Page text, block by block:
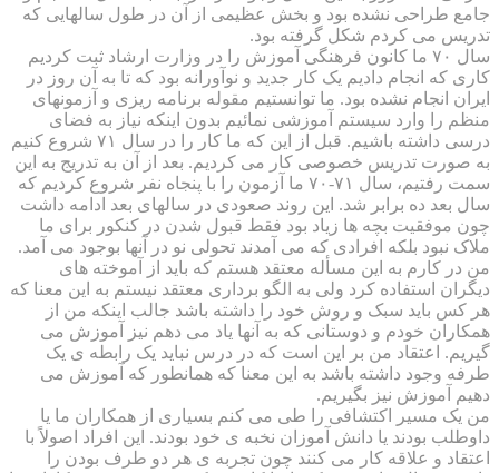
جامع طراحی نشده بود و بخش عظیمی از آن در طول سالهایی که
تدریس می کردم شکل گرفته بود.
سال ۷۰ ما کانون فرهنگی آموزش را در وزارت ارشاد ثبت کردیم
کاری که انجام دادیم یک کار جدید و نوآورانه بود که تا به آن روز در
ایران انجام نشده بود. ما توانستیم مقوله برنامه ریزی و آزمونهای
منظم را وارد سیستم آموزشی نمائیم بدون اینکه نیاز به فضای
درسی داشته باشیم. قبل از این که ما کار را در سال ۷۱ شروع کنیم
به صورت تدریس خصوصی کار می کردیم. بعد از آن به تدریج به این
سمت رفتیم، سال ۷۱-۷۰ ما آزمون را با پنجاه نفر شروع کردیم که
سال بعد ده برابر شد. این روند صعودی در سالهای بعد ادامه داشت
چون موفقیت بچه ها زیاد بود فقط قبول شدن در کنکور برای ما
ملاک نبود بلکه افرادی که می آمدند تحولی نو در آنها بوجود می آمد.
من در کارم به این مسأله معتقد هستم که باید از آموخته های
دیگران استفاده کرد ولی به الگو برداری معتقد نیستم به این معنا که
هر کس باید سبک و روش خود را داشته باشد جالب اینکه من از
همکاران خودم و دوستانی که به آنها یاد می دهم نیز آموزش می
گیریم. اعتقاد من بر این است که در درس نباید یک رابطه ی یک
طرفه وجود داشته باشد به این معنا که همانطور که آموزش می
دهیم آموزش نیز بگیریم.
من یک مسیر اکتشافی را طی می کنم بسیاری از همکاران ما یا
داوطلب بودند یا دانش آموزان نخبه ی خود بودند. این افراد اصولاً با
اعتقاد و علاقه کار می کنند چون تجربه ی هر دو طرف بودن را